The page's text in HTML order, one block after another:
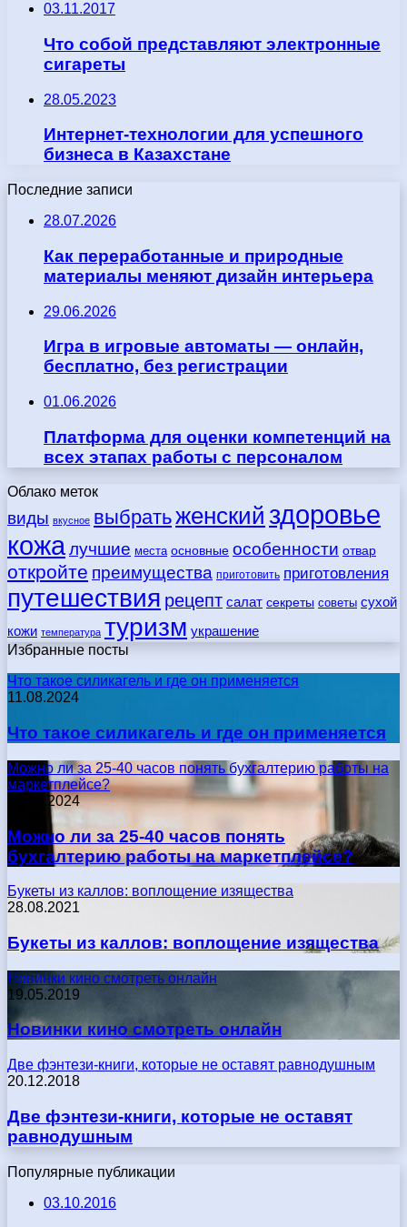
03.11.2017
Что собой представляют электронные
сигареты
28.05.2023
Интернет-технологии для успешного
бизнеса в Казахстане
Последние записи
28.07.2026
Как переработанные и природные
материалы меняют дизайн интерьера
29.06.2026
Игра в игровые автоматы — онлайн,
бесплатно, без регистрации
01.06.2026
Платформа для оценки компетенций на
всех этапах работы с персоналом
Облако меток
виды вкусное выбратьженский здоровье
кожалучшие места основные особенности отвар
откройте преимущества приготовить приготовления
путешествия рецепт салат секреты советы сухой
кожи температура туризм украшение
Избранные посты
Что такое силикагель и где он применяется
11.08.2024
Что такое силикагель и где он применяется
Можно ли за 25-40 часов понять бухгалтерию работы на
маркетплейсе?
17.05.2024
Можно ли за 25-40 часов понять
бухгалтерию работы на маркетплейсе?
Букеты из каллов: воплощение изящества
28.08.2021
Букеты из каллов: воплощение изящества
Новинки кино смотреть онлайн
19.05.2019
Новинки кино смотреть онлайн
Две фэнтези-книги, которые не оставят равнодушным
20.12.2018
Две фэнтези-книги, которые не оставят
равнодушным
Популярные публикации
03.10.2016